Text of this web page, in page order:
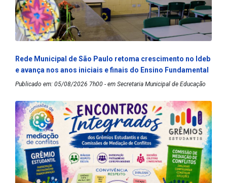
Rede Municipal de São Paulo retoma crescimento no Ideb
e avança nos anos iniciais e finais do Ensino Fundamental
Publicado em: 05/08/2026 7h00 - em Secretaria Municipal de Educação